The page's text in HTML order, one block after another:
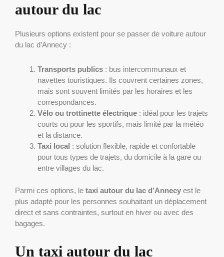
autour du lac
Plusieurs options existent pour se passer de voiture autour
du lac d’Annecy :
Transports publics : bus intercommunaux et
navettes touristiques. Ils couvrent certaines zones,
mais sont souvent limités par les horaires et les
correspondances.
Vélo ou trottinette électrique : idéal pour les trajets
courts ou pour les sportifs, mais limité par la météo
et la distance.
Taxi local : solution flexible, rapide et confortable
pour tous types de trajets, du domicile à la gare ou
entre villages du lac.
Parmi ces options, le taxi autour du lac d’Annecy est le
plus adapté pour les personnes souhaitant un déplacement
direct et sans contraintes, surtout en hiver ou avec des
bagages.
Un taxi autour du lac